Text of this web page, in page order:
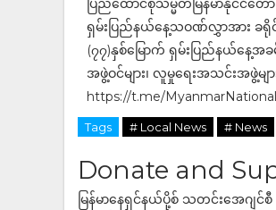
ပြည်ထောင်စုသမ္မတမြန်မာနိုင်ငံတ
ရှမ်းပြည်နယ်နေ့သဝဏ်လွှာအား ခရို
(၇၇)နှစ်မြောက် ရှမ်းပြည်နယ်နေ့အ
အဖွဲ့ဝင်များ၊ လူမှုရေးအသင်းအဖွဲ့
https://t.me/
Tags # Local News # News
Donate and
မြန်မာနေရှင်နယ်ပို့စ် သတင်းအေဂျ